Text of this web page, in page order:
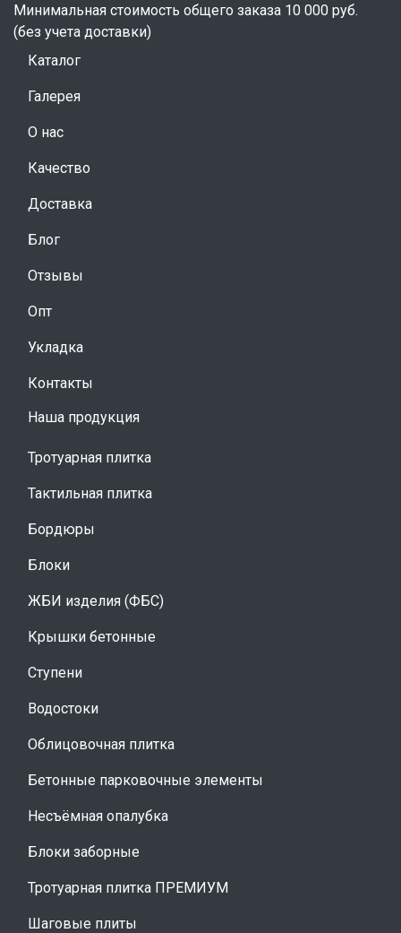
Минимальная стоимость общего заказа 10 000 руб.
(без учета доставки)
Каталог
Галерея
О нас
Качество
Доставка
Блог
Отзывы
Опт
Укладка
Контакты
Наша продукция
Тротуарная плитка
Тактильная плитка
Бордюры
Блоки
ЖБИ изделия (ФБС)
Крышки бетонные
Ступени
Водостоки
Облицовочная плитка
Бетонные парковочные элементы
Несъёмная опалубка
Блоки заборные
Тротуарная плитка ПРЕМИУМ
Шаговые плиты